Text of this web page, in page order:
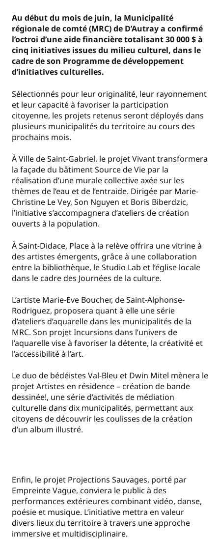
Au début du mois de juin, la Municipalité
régionale de comté (MRC) de D’Autray a confirmé
l’octroi d’une aide financière totalisant 30 000 $ à
cinq initiatives issues du milieu culturel, dans le
cadre de son Programme de développement
d’initiatives culturelles.
Sélectionnés pour leur originalité, leur rayonnement
et leur capacité à favoriser la participation
citoyenne, les projets retenus seront déployés dans
plusieurs municipalités du territoire au cours des
prochains mois.
À Ville de Saint-Gabriel, le projet Vivant transformera
la façade du bâtiment Source de Vie par la
réalisation d’une murale collective axée sur les
thèmes de l’eau et de l’entraide. Dirigée par Marie-
Christine Le Vey, Son Nguyen et Boris Biberdzic,
l’initiative s’accompagnera d’ateliers de création
ouverts à la population.
À Saint-Didace, Place à la relève offrira une vitrine à
des artistes émergents, grâce à une collaboration
entre la bibliothèque, le Studio Lab et l’église locale
dans le cadre des Journées de la culture.
L’artiste Marie-Eve Boucher, de Saint-Alphonse-
Rodriguez, proposera quant à elle une série
d’ateliers d’aquarelle dans les municipalités de la
MRC. Son projet Incursions dans l’univers de
l’aquarelle vise à favoriser la détente, la créativité et
l’accessibilité à l’art.
Le duo de bédéistes Val-Bleu et Dwin Mitel mènera le
projet Artistes en résidence – création de bande
dessinée!, une série d’activités de médiation
culturelle dans dix municipalités, permettant aux
citoyens de découvrir les coulisses de la création
d’un album illustré.
Enfin, le projet Projections Sauvages, porté par
Empreinte Vague, conviera le public à des
performances extérieures combinant vidéo, danse,
poésie et musique. L’initiative mettra en valeur
divers lieux du territoire à travers une approche
immersive et multidisciplinaire.